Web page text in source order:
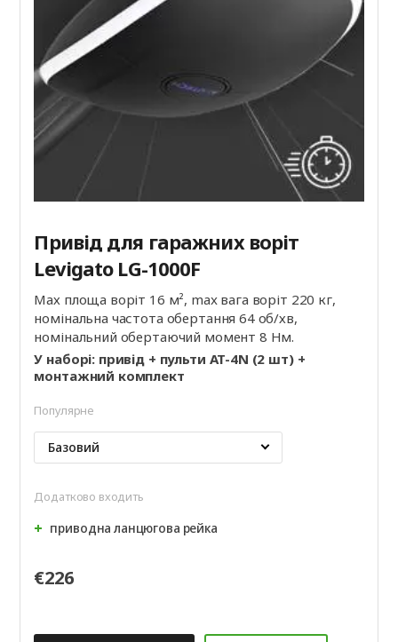
Привід для гаражних воріт
Levigato LG-1000F
Мах площа воріт 16 м², max вага воріт 220 кг,
номінальна частота обертання 64 об/хв,
номінальний обертаючий момент 8 Нм.
У наборі: привід + пульти AT-4N (2 шт) +
монтажний комплект
Популярне
Базовий
Додатково входить
приводна ланцюгова рейка
€226